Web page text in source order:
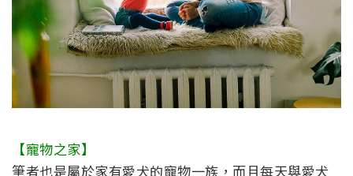
【寵物之家】
筆者也是屬於家有愛犬的寵物一族，而且每天與愛犬